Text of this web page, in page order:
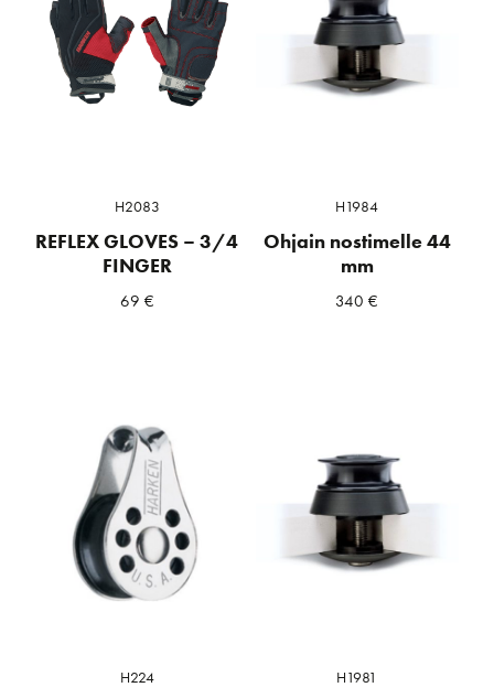
H2083
REFLEX GLOVES – 3/4
FINGER
69 €
H1984
Ohjain nostimelle 44
mm
340€
H224 H1981